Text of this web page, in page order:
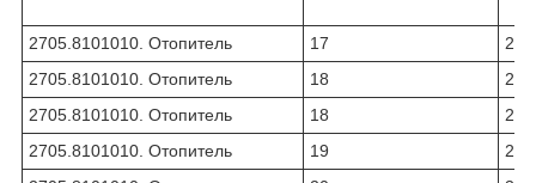
2705.8101010. Отопитель 17
2705.8101010. Отопитель
18
2705.8101010. Отопитель
18
2705.8101010. Отопитель
19